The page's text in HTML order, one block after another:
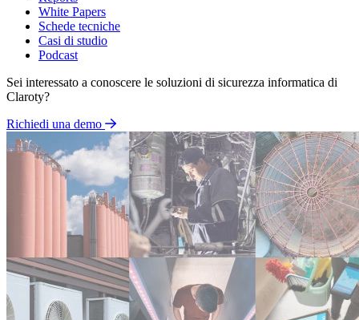
White Papers
Schede tecniche
Casi di studio
Podcast
Sei interessato a conoscere le soluzioni di sicurezza informatica di
Claroty?
Richiedi una demo